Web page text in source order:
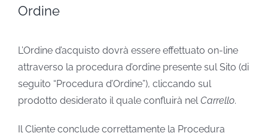
Ordine
L’Ordine d’acquisto dovrà essere effettuato on-line
attraverso la procedura d’ordine presente sul Sito (di
seguito “Procedura d’Ordine”), cliccando sul
prodotto desiderato il quale confluirà nelCarrello.
Il Cliente conclude correttamente la Procedura